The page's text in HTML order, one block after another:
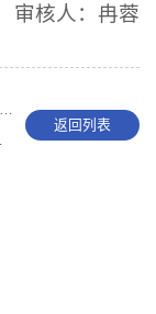
审核人：冉蓉
返回列表